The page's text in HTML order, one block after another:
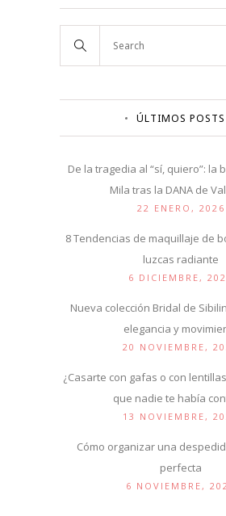
ÚLTIMOS POSTS
De la tragedia al “sí, quiero”: la
Mila tras la DANA de
22 ENERO, 2026
8 Tendencias de maquillaje de
luzcas radiante
6 DICIEMBRE,
Nueva colección Bridal de
elegancia y
20 NOVIEMBRE,
¿Casarte con gafas o con
que nadie te había
13 NOVIEMBRE,
Cómo organizar una
perfecta
6 NOVIEMBRE,